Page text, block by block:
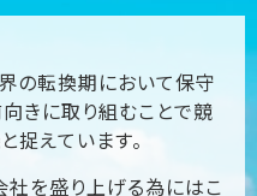
の転換期において保守
きに取り組むことで競
捉えています。
社を盛り上げる為にはこ